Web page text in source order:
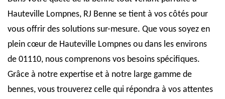
Hauteville Lompnes, RJ Benne se tient à vos côtés pour
vous offrir des solutions sur-mesure. Que vous soyez en
plein cœur de Hauteville Lompnes ou dans les environs
de 01110, nous comprenons vos besoins spécifiques.
Grâce à notre expertise et à notre large gamme de
bennes, vous trouverez celle qui répondra à vos attentes